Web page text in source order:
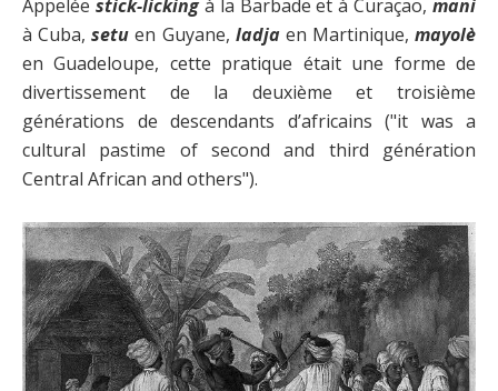
Appelée stick-lickingà la Barbade et à Curaçao, mani
à Cuba,setu en Guyane, ladjaen Martinique, mayolè
en Guadeloupe, cette pratique était une forme de
divertissement de la deuxième et troisième
générations de descendants d’africains ("it was a
cultural pastime of second and third génération
Central African and others").